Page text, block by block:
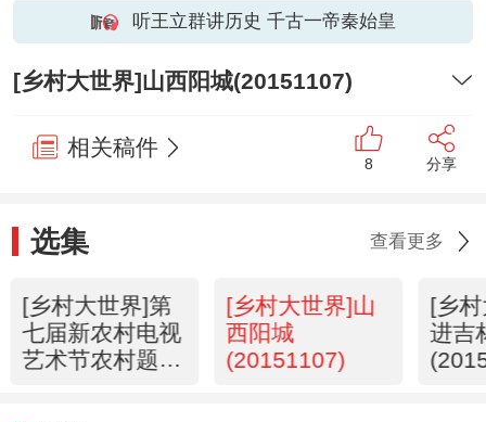
听王立群讲历史 千古一帝秦始皇
[乡村大世界]山西阳城(20151107)
相关稿件
8 分享
选集 查看更多
[乡村大世界]第
七届新农村电视
艺术节农村题材
[乡村大世界]山
西阳城
(20151107)
[乡
进吉